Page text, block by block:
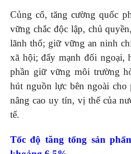
Củng cố, tăng cường quốc
vững chắc độc lập, chủ
lãnh thổ; giữ vững an ninh
xã hội; đẩy mạnh đối ngoại,
phần giữ vững môi trường
hút nguồn lực bên ngoài cho
nâng cao uy tín, vị thế của
tế.
Tốc độ tăng tổng sản